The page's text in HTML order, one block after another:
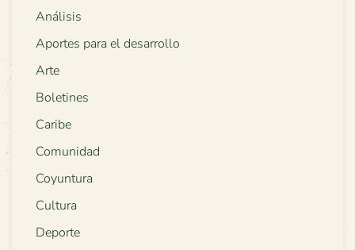
Análisis
Aportes para el desarrollo
Arte
Boletines
Caribe
Comunidad
Coyuntura
Cultura
Deporte